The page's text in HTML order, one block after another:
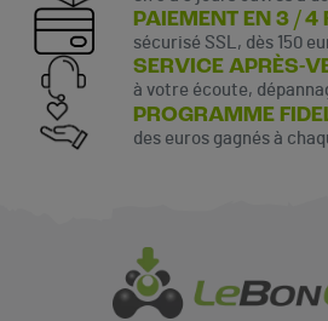
PAIEMENT EN 3 / 4
sécurisé SSL, dès 150
SERVICE APRÈS-
à votre écoute,
PROGRAMME
des euros gagnés à